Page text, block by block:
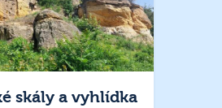
skály a vyhlídka